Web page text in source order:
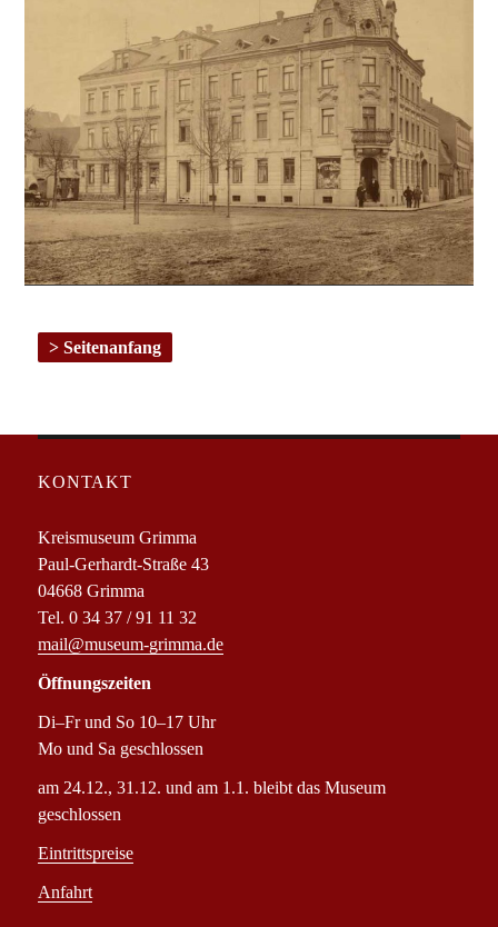
Seitenanfang
KONTAKT
Kreismuseum Grimma
Paul-Gerhardt-Straße 43
04668 Grimma
Tel. 0 34 37 / 91 11 32
mail@museum-grimma.de
Öffnungszeiten
Di–Fr und So 10–17 Uhr
Mo und Sa geschlossen
am 24.12., 31.12. und am 1.1. bleibt das Museum
geschlossen
Eintrittspreise
Anfahrt